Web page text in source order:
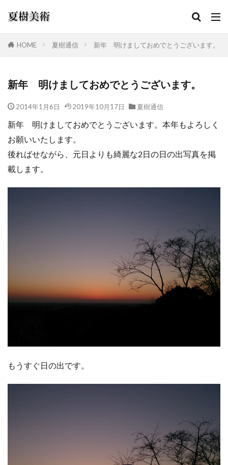
HOME 夏樹通信 新年 明けましておめでとうございます。
新年 明けましておめでとうございます。
2014年1月6日 2019年10月17日 夏樹通信
新年 明けましておめでとうございます。本年もよろしく
お願いいたします。
後ればせながら、元日よりも綺麗な2日の日の出写真を掲
載します。
もうすぐ日の出です。
カテゴリー
検索